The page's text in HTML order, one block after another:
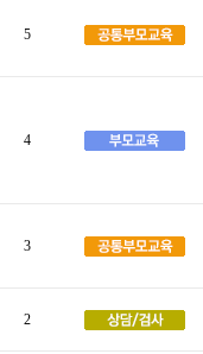
5
4
3
2